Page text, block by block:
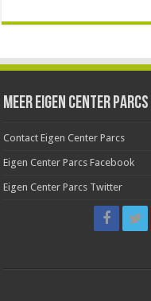
Meer Eigen Center Parcs
Contact Eigen Center Parcs
Eigen Center Parcs Facebook
Eigen Center Parcs Twitter